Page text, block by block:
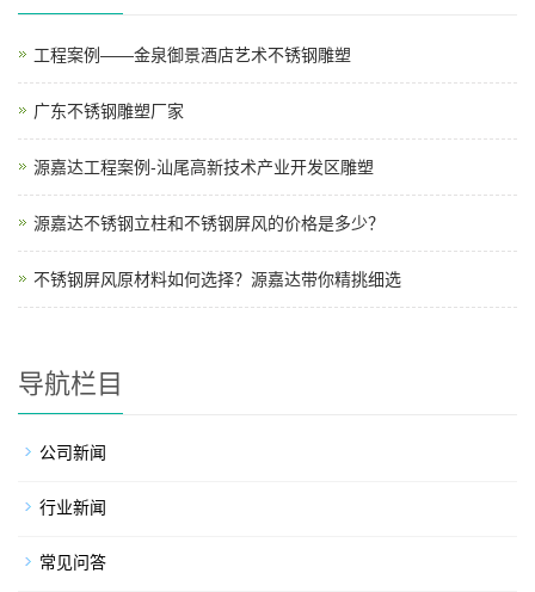
工程案例——金泉御景酒店艺术不锈钢雕塑
广东不锈钢雕塑厂家
源嘉达工程案例-汕尾高新技术产业开发区雕塑
源嘉达不锈钢立柱和不锈钢屏风的价格是多少？
不锈钢屏风原材料如何选择？源嘉达带你精挑细选
导航栏目
公司新闻
行业新闻
常见问答